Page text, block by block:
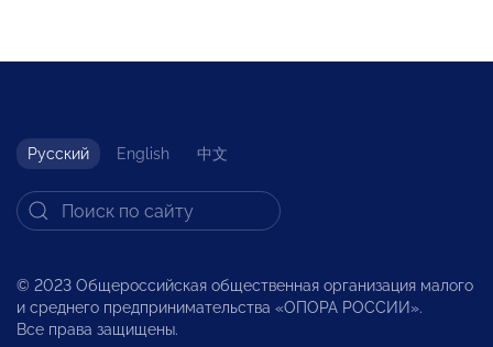
Русский English 中文
© 2023 Общероссийская общественная организация малого
и среднего предпринимательства «ОПОРА РОССИИ».
Все права защищены.